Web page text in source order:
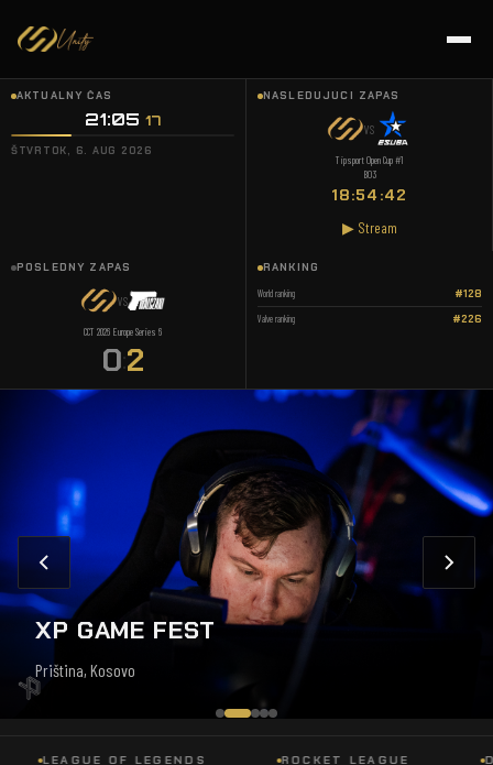
AKTUÁLNY ČAS
21:05 17
ŠTVRTOK, 6. AUG 2026
NASLEDUJÚCI ZÁPAS
VS
Tipsport Open Cup #1
BO3
18:54:42
▶ Stream
POSLEDNÝ ZÁPAS
VS
CCT 2026 Europe Series 6
0:2
RANKING
World ranking #128
Valve ranking #226
XP GAME FEST
Priština, Kosovo
LEAGUE OF LEGENDS ROCKET LEAGUE